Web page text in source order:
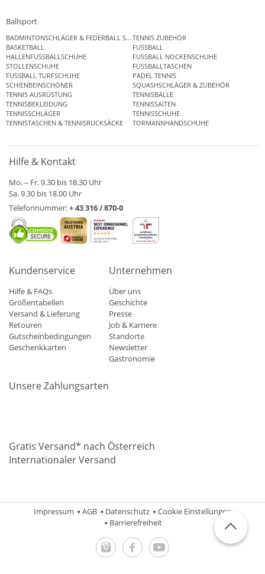
Ballsport
BADMINTONSCHLÄGER & FEDERBALL SETSTENNIS ZUBEHÖR
BASKETBALL
FUSSBALL
HALLENFUSSBALLSCHUHE
FUSSBALL NOCKENSCHUHE
STOLLENSCHUHE
FUSSBALLTASCHEN
FUSSBALL TURFSCHUHE
PADEL TENNIS
SCHIENBEINSCHONER
SQUASHSCHLÄGER & ZUBEHÖR
TENNIS AUSRÜSTUNG
TENNISBÄLLE
TENNISBEKLEIDUNG
TENNISSAITEN
TENNISSCHLÄGER
TENNISSCHUHE
TENNISTASCHEN & TENNISRUCKSÄCKE
TORMANNHANDSCHUHE
Hilfe & Kontakt
Mo. – Fr. 9.30 bis 18.30 Uhr
Sa. 9.30 bis 18.00 Uhr
Telefonnummer:+ 43 316 / 870-0
Kundenservice
Hilfe & FAQs
Größentabellen
Versand & Lieferung
Retouren
Gutscheinbedingungen
Geschenkkarten
Unternehmen
Über uns
Geschichte
Presse
Job & Karriere
Standorte
Newsletter
Gastronomie
Unsere Zahlungsarten
Gratis Versand* nach Österreich
Internationaler Versand
Impressum AGB Datenschutz
Cookie Einstellungen
Barrierefreiheit